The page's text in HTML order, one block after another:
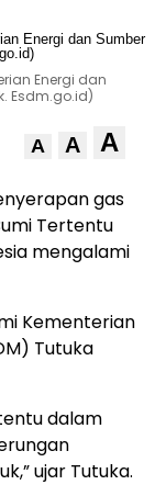
Energi dan
Esdm.go.id)
A A A
gas
Tertentu
mengalami
Kementerian
Tutuka
dalam
ujar Tutuka.